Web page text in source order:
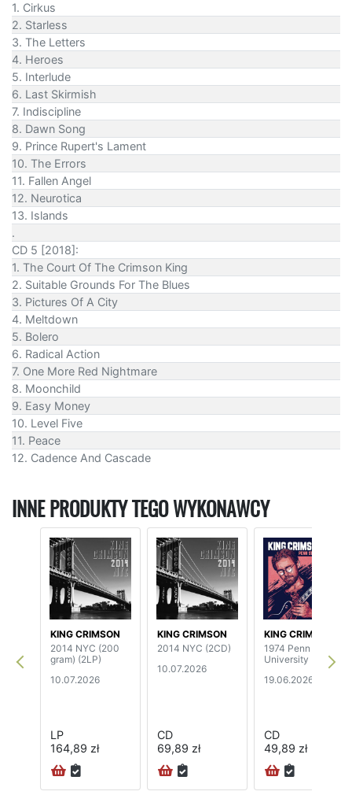
1. Cirkus
2. Starless
3. The Letters
4. Heroes
5. Interlude
6. Last Skirmish
7. Indiscipline
8. Dawn Song
9. Prince Rupert's Lament
10. The Errors
11. Fallen Angel
12. Neurotica
13. Islands
.
CD 5 [2018]:
1. The Court Of The Crimson King
2. Suitable Grounds For The Blues
3. Pictures Of A City
4. Meltdown
5. Bolero
6. Radical Action
7. One More Red Nightmare
8. Moonchild
9. Easy Money
10. Level Five
11. Peace
12. Cadence And Cascade
INNE PRODUKTY TEGO WYKONAWCY
KING CRIMSON
2014 NYC (200
gram) (2LP)
10.07.2026
LP
164,89 zł
KING CRIMSON
2014 NYC (2CD)
10.07.2026
CD
69,89 zł
KING CRIMSON
1974 Penn State
University
19.06.2026
CD
49,89 zł